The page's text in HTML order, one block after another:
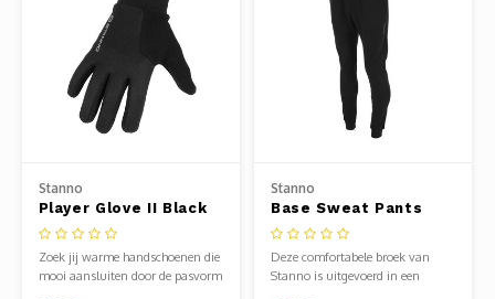
Stanno
Player Glove II Black
Zoek jij warme handschoenen die
mooi aansluiten door de pasvorm
Stanno
Base Sweat Pants
Deze comfortabele broek van
Stanno is uitgevoerd in een